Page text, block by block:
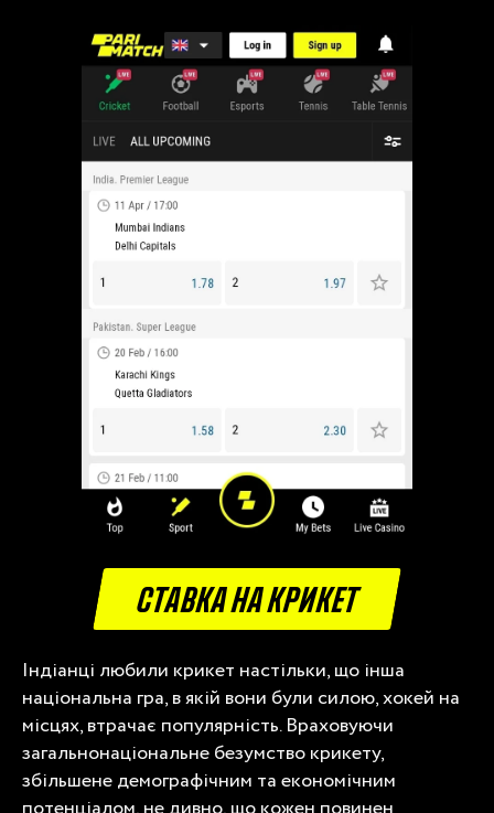
СТАВКА НА КРИКЕТ
Індіанці любили крикет настільки, що інша
національна гра, в якій вони були силою, хокей на
місцях, втрачає популярність. Враховуючи
загальнонаціональне безумство крикету,
збільшене демографічним та економічним